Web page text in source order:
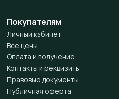
Покупателям
Личный кабинет
Все цены
Оплата и получение
Контакты и реквизиты
Правовые документы
Публичная оферта